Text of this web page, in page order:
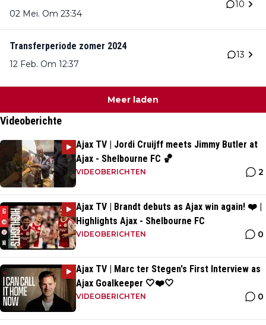
02 Mei. Om 23:34
10
Transferperiode zomer 2024
12 Feb. Om 12:37
13
Meer laden
Videoberichte
Ajax TV | Jordi Cruijff meets Jimmy Butler at
Ajax - Shelbourne FC 🏀
VIDEOBERICHTEN 2
Ajax TV | Brandt debuts as Ajax win again! ❤️ |
Highlights Ajax - Shelbourne FC
VIDEOBERICHTEN 0
Ajax TV | Marc ter Stegen's First Interview as
Ajax Goalkeeper 🤍❤️🤍
VIDEOBERICHTEN 0